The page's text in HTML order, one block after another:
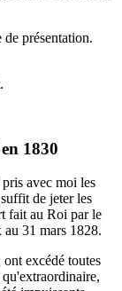
présentation.
1830
avec moi les
de jeter les
fait au Roi par le
31 mars 1828.
excédé toutes